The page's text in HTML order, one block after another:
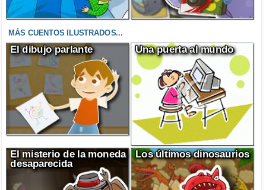
MÁS CUENTOS ILUSTRADOS...
El dibujo parlante Una puerta al mundo
El misterio de la moneda
desaparecida
Los últimos dinosaurios